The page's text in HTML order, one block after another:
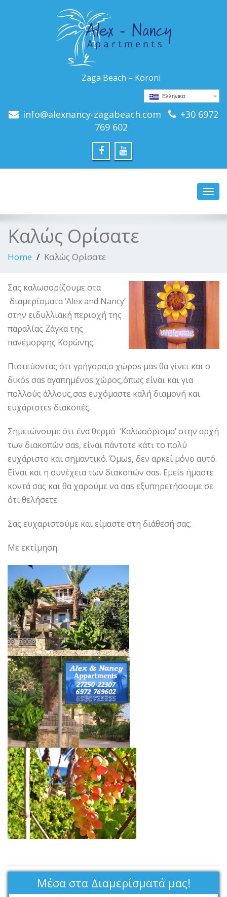
Zaga Beach – Koroni
Ελληνικα
info@alexnancy-zagabeach.com
+30 6972
769 602
Καλώς Ορίσατε
Home Καλώς Ορίσατε
Σας καλωσορίζουμε στα
διαμερίσματα ‘Αlex and Νancy’
στην ειδυλλιακή περιοχή της
παραλίας Ζάγκα της
πανέμορφης Κορώνης.
Πιστεύοντας ότι γρήγορα,ο χώροs μαs θα γίνει και ο
δικόs σαs αγαπημένοs χώρος,όπως είναι και για
πολλούς άλλους,σαs ευχόμαστε καλή διαμονή και
ευχάριστεs διακοπές.
Σημειώνουμε ότι ένα θερμό ‘Καλωσόρισμα’ στην αρχή
των διακοπών σαs, είναι πάντοτε κάτι το πολύ
ευχάριστο και σημαντικό. Όμωs, δεν αρκεί μόνο αυτό.
Είναι και η συνέχεια των διακοπών σαs. Εμείs ήμαστε
κοντά σας και θα χαρούμε να σαs εξυπηρετήσουμε σε
ότι θελήσετε.
Σας ευχαριστούμε και είμαστε στη διάθεσή σας.
Με εκτίμηση.
Μέσα στα Διαμερίσματά μας!